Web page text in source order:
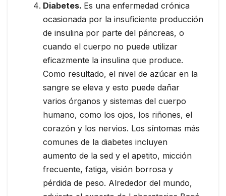
Diabetes. Es una enfermedad crónica
ocasionada por la insuficiente producción
de insulina por parte del páncreas, o
cuando el cuerpo no puede utilizar
eficazmente la insulina que produce.
Como resultado, el nivel de azúcar en la
sangre se eleva y esto puede dañar
varios órganos y sistemas del cuerpo
humano, como los ojos, los riñones, el
corazón y los nervios. Los síntomas más
comunes de la diabetes incluyen
aumento de la sed y el apetito, micción
frecuente, fatiga, visión borrosa y
pérdida de peso. Alrededor del mundo,